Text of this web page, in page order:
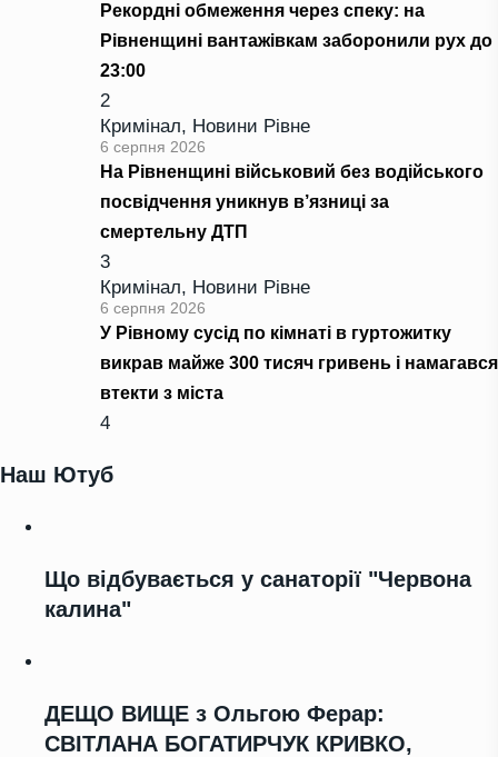
Рекордні обмеження через спеку: на
Рівненщині вантажівкам заборонили рух до
23:00
2
Кримінал, Новини Рівне
6 серпня 2026
На Рівненщині військовий без водійського
посвідчення уникнув в’язниці за
смертельну ДТП
3
Кримінал, Новини Рівне
6 серпня 2026
У Рівному сусід по кімнаті в гуртожитку
викрав майже 300 тисяч гривень і намагався
втекти з міста
4
Наш Ютуб
Що відбувається у санаторії "Червона
калина"
ДЕЩО ВИЩЕ з Ольгою Ферар:
СВІТЛАНА БОГАТИРЧУК КРИВКО,